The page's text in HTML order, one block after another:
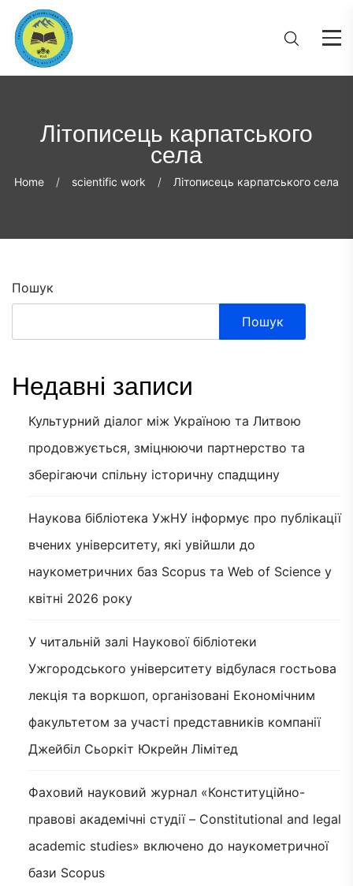
Літописець карпатського
села
Home scientific work Літописець карпатського села
Пошук
Пошук
Недавні записи
Культурний діалог між Україною та Литвою
продовжується, зміцнюючи партнерство та
зберігаючи спільну історичну спадщину
Наукова бібліотека УжНУ інформує про публікації
вчених університету, які увійшли до
наукометричних баз Scopus та Web of Science у
квітні 2026 року
У читальній залі Наукової бібліотеки
Ужгородського університету відбулася гостьова
лекція та воркшоп, організовані Економічним
факультетом за участі представників компанії
Джейбіл Сьоркіт Юкрейн Лімітед
Фаховий науковий журнал «Конституційно-
правові академічні студії – Constitutional and legal
academic studies» включено до наукометричної
бази Scopus